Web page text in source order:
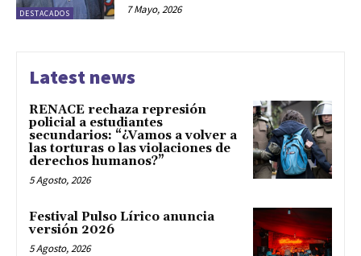
DESTACADOS 7 Mayo, 2026
Latest news
RENACE rechaza represión
policial a estudiantes
secundarios: “¿Vamos a volver a
las torturas o las violaciones de
derechos humanos?”
5 Agosto, 2026
Festival Pulso Lírico anuncia
versión 2026
5 Agosto, 2026